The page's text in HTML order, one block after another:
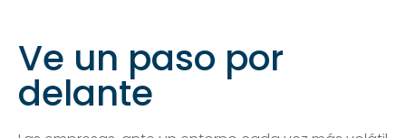
Ve un paso por
delante